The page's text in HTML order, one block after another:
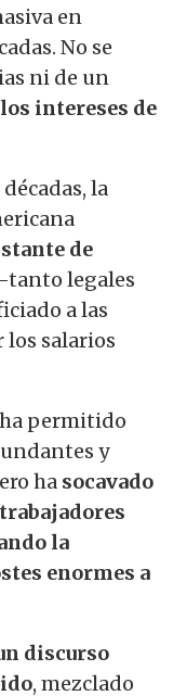
en
No se
ni de un
intereses de
la
de
-tanto legales
a las
los salarios
permitido
y
ha socavado
la
enormes a
discurso
, mezclado